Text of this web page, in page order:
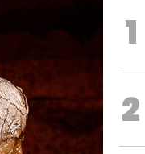
1
2